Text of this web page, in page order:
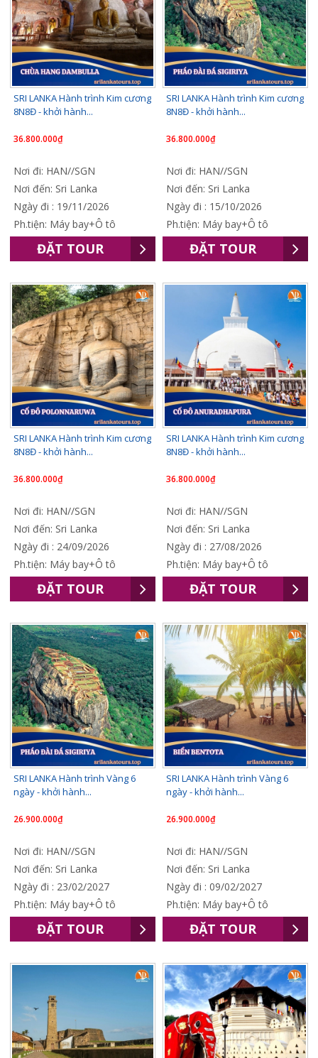
SRI LANKA Hành trình Kim cương
8N8Đ - khởi hành...
36.800.000₫
Nơi đi: HAN//SGN
Nơi đến: Sri Lanka
Ngày đi : 19/11/2026
Ph.tiện: Máy bay+Ô tô
ĐẶT TOUR
SRI LANKA Hành trình Kim cương
8N8Đ - khởi hành...
36.800.000₫
Nơi đi: HAN//SGN
Nơi đến: Sri Lanka
Ngày đi : 15/10/2026
Ph.tiện: Máy bay+Ô tô
ĐẶT TOUR
SRI LANKA Hành trình Kim cương
8N8Đ - khởi hành...
36.800.000₫
Nơi đi: HAN//SGN
Nơi đến: Sri Lanka
Ngày đi : 24/09/2026
Ph.tiện: Máy bay+Ô tô
ĐẶT TOUR
SRI LANKA Hành trình Kim cương
8N8Đ - khởi hành...
36.800.000₫
Nơi đi: HAN//SGN
Nơi đến: Sri Lanka
Ngày đi : 27/08/2026
Ph.tiện: Máy bay+Ô tô
ĐẶT TOUR
SRI LANKA Hành trình Vàng 6
ngày - khởi hành...
26.900.000₫
Nơi đi: HAN//SGN
Nơi đến: Sri Lanka
Ngày đi : 23/02/2027
Ph.tiện: Máy bay+Ô tô
ĐẶT TOUR
SRI LANKA Hành trình Vàng 6
ngày - khởi hành...
26.900.000₫
Nơi đi: HAN//SGN
Nơi đến: Sri Lanka
Ngày đi : 09/02/2027
Ph.tiện: Máy bay+Ô tô
ĐẶT TOUR